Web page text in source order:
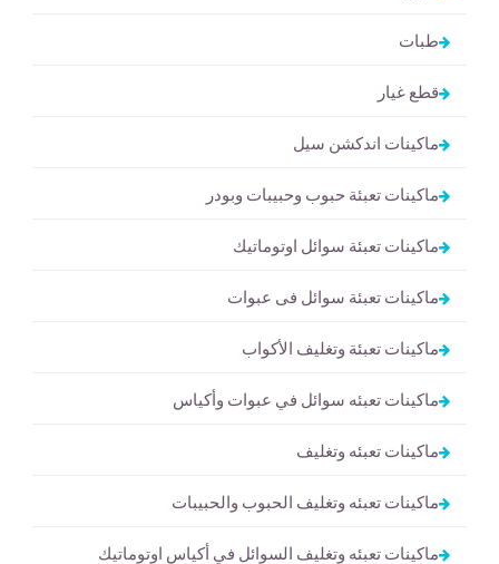
طبات
قطع غيار
ماكينات اندكشن سيل
ماكينات تعبئة حبوب وحبيبات وبودر
ماكينات تعبئة سوائل اوتوماتيك
ماكينات تعبئة سوائل فى عبوات
ماكينات تعبئة وتغليف الأكواب
ماكينات تعبئه سوائل في عبوات وأكياس
ماكينات تعبئه وتغليف
ماكينات تعبئه وتغليف الحبوب والحبيبات
ماكينات تعبئه وتغليف السوائل في أكياس اوتوماتيك